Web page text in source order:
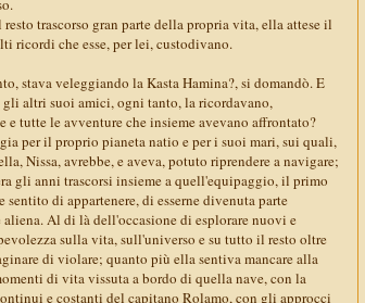
trascorso gran parte della propria vita, ella attese il
ricordi che esse, per lei, custodivano.
stava veleggiando la Kasta Hamina?, si domandò. E
gli altri suoi amici, ogni tanto, la ricordavano,
tutte le avventure che insieme avevano affrontato?
per il proprio pianeta natio e per i suoi mari, sui quali,
Nissa, avrebbe, e aveva, potuto riprendere a navigare;
gli anni trascorsi insieme a quell'equipaggio, il primo
di appartenere, di esserne divenuta parte
Al di là dell'occasione di esplorare nuovi e
sulla vita, sull'universo e su tutto il resto oltre
di violare; quanto più ella sentiva mancare alla
di vita vissuta a bordo di quella nave, con la
e costanti del capitano Rolamo, con gli approcci